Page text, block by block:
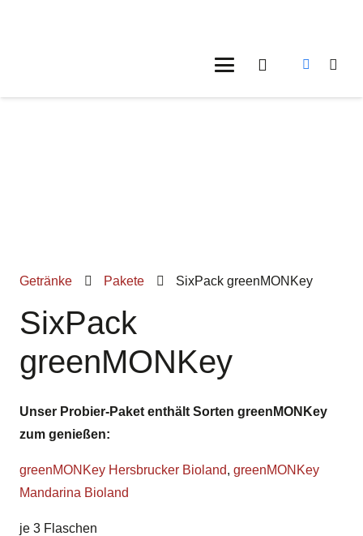
Getränke Pakete SixPack greenMONKey
SixPack
greenMONKey
Unser Probier-Paket enthält Sorten greenMONKey
zum genießen:
greenMONKey Hersbrucker Bioland, greenMONKey
Mandarina Bioland
je 3 Flaschen